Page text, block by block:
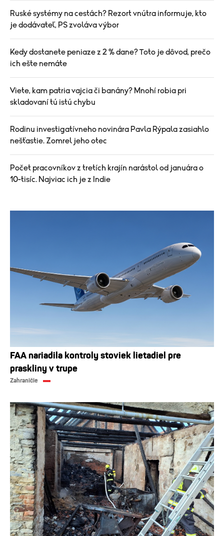
Ruské systémy na cestách? Rezort vnútra informuje, kto
je dodávateľ, PS zvoláva výbor
Kedy dostanete peniaze z 2 % dane? Toto je dôvod, prečo
ich ešte nemáte
Viete, kam patria vajcia či banány? Mnohí robia pri
skladovaní tú istú chybu
Rodinu investigatívneho novinára Pavla Rýpala zasiahlo
nešťastie. Zomrel jeho otec
Počet pracovníkov z tretích krajín narástol od januára o
10-tisíc. Najviac ich je z Indie
FAA nariadila kontroly stoviek lietadiel pre
praskliny v trupe
Zahraničie